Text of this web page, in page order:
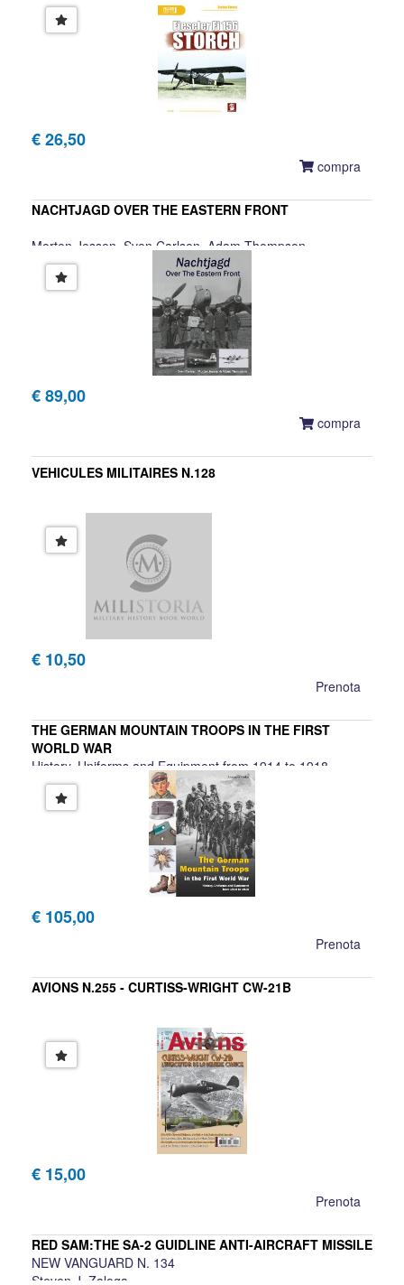
€ 26,50
compra
NACHTJAGD OVER THE EASTERN FRONT
Morten Jessen, Sven Carlsen, Adam Thompson
€ 89,00
compra
VEHICULES MILITAIRES N.128
€ 10,50
Prenota
THE GERMAN MOUNTAIN TROOPS IN THE FIRST
WORLD WAR
History, Uniforms and Equipment from 1914 to 1918
Dr. Alexander Jordan
€ 105,00
Prenota
AVIONS N.255 - CURTISS-WRIGHT CW-21B
€ 15,00
Prenota
RED SAM:THE SA-2 GUIDLINE ANTI-AIRCRAFT MISSILE
NEW VANGUARD N. 134
Steven J. Zaloga